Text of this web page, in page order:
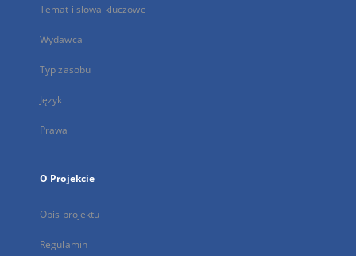
Temat i słowa kluczowe
Wydawca
Typ zasobu
Język
Prawa
O Projekcie
Opis projektu
Regulamin